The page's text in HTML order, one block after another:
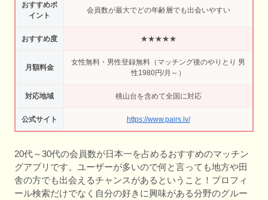
おすすめポ
イント
会員数が最大でどの年齢層でも出会いやすい
おすすめ度 ★★★★★
月額料金
女性無料・男性登録無料（マッチング後のやりとり 男
性1980円/月～）
対応地域 桃山台を含めて全国に対応
公式サイト https://www.pairs.lv/
20代～30代の会員数が日本一を占めるおすすめのマッチン
グアプリです。ユーザーが多いので何と言っても地方や田
舎の方でも出会えるチャンスがあるということ！プロフィ
ール検索だけでなく自分の好きに興味がある分野のグルー